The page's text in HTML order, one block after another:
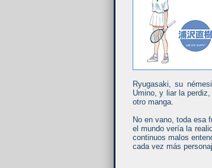
Ryugasaki, su
Umino, y liar la
otro manga.
No en vano, toda esa
el mundo vería la
continuos malos
cada vez más